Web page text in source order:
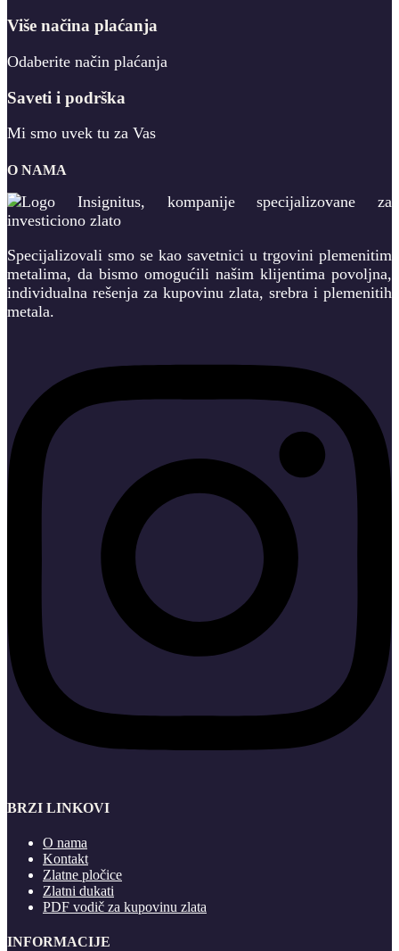
Više načina plaćanja
Odaberite način plaćanja
Saveti i podrška
Mi smo uvek tu za Vas
O NAMA
Specijalizovali smo se kao savetnici u trgovini plemenitim
metalima, da bismo omogućili našim klijentima povoljna,
individualna rešenja za kupovinu zlata, srebra i plemenitih
metala.
BRZI LINKOVI
O nama
Kontakt
Zlatne pločice
Zlatni dukati
PDF vodič za kupovinu zlata
INFORMACIJE